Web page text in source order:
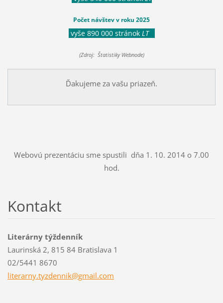
Počet návštev v roku 2025
vyše 890 000 stránok LT
(Zdroj: Štatistiky Webnode)
Ďakujeme za vašu priazeň.
Webovú prezentáciu sme spustili dňa 1. 10. 2014 o 7.00
hod.
Kontakt
Literárny týždenník
Laurinská 2, 815 84 Bratislava 1
02/5441 8670
literarny.tyzdennik@gmail.com